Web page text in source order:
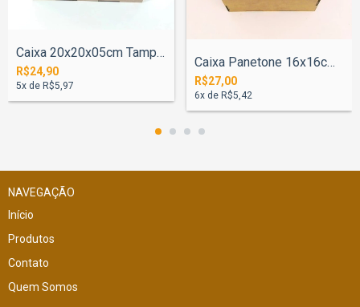
Caixa 20x20x05cm Tampa Neve Feliz Natal...
R$24,90
5x de R$5,97
Caixa Panetone 16x16cm Tampa Neve Feliz...
R$27,00
6x de R$5,42
NAVEGAÇÃO
Início
Produtos
Contato
Quem Somos